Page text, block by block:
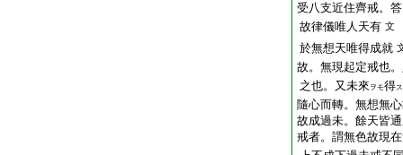
受八支近住齊戒。
故律儀唯人天有 文
於無想天唯得成就
故。無現起定戒也
之也。又未來 ヲモ得
隨心而轉。無想無
故成過未。餘天皆
戒者。謂無色故現